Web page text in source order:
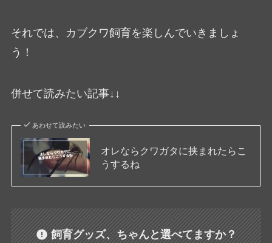
それでは、カブクワ飼育を楽しんでいきましょ
う！
併せて読みたい記事↓↓
あわせて読みたい
オレならクワガタに挟まれたらこ
うするね
飼育グッズ、ちゃんと選べてますか？